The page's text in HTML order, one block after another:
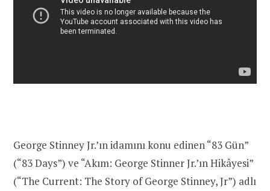
George Stinney Jr.’ın idamını konu edinen “83 Gün”
(“83 Days”) ve “Akım: George Stinner Jr.’ın Hikâyesi”
(“The Current: The Story of George Stinney, Jr”) adlı